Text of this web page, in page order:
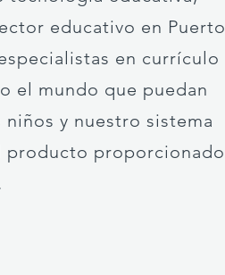
educativo en Puerto
en currículo
el mundo que puedan
y nuestro sistema
producto proporcionado